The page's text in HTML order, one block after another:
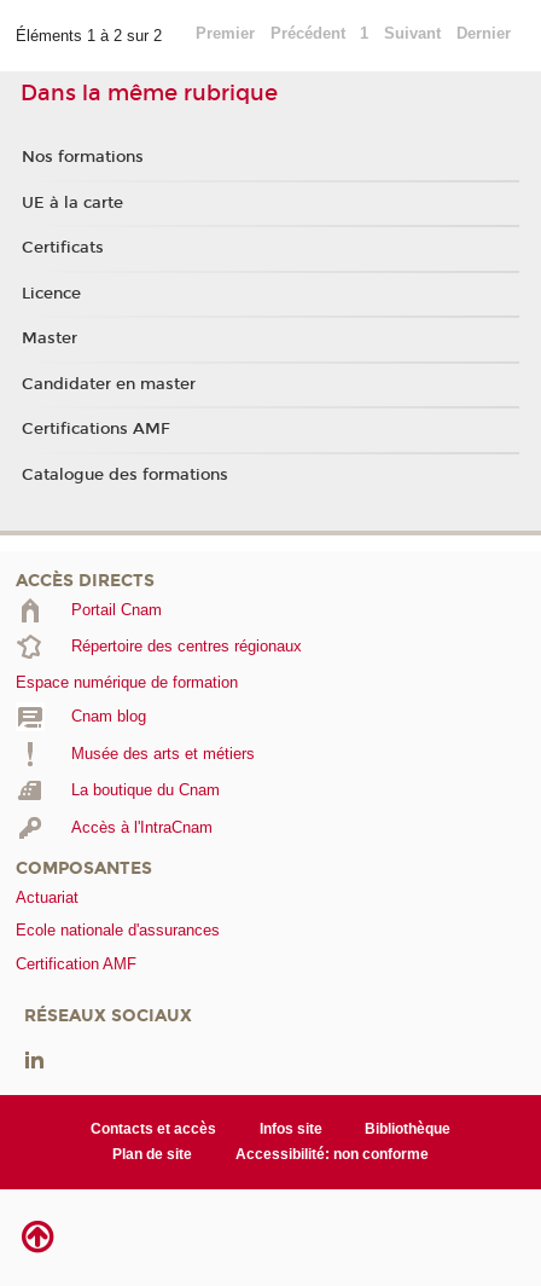
Éléments 1 à 2 sur 2 Premier Précédent 1 Suivant Dernier
Dans la même rubrique
Nos formations
UE à la carte
Certificats
Licence
Master
Candidater en master
Certifications AMF
Catalogue des formations
ACCÈS DIRECTS
Portail Cnam
Répertoire des centres régionaux
Espace numérique de formation
Cnam blog
Musée des arts et métiers
La boutique du Cnam
Accès à l'IntraCnam
COMPOSANTES
Actuariat
Ecole nationale d'assurances
Certification AMF
RÉSEAUX SOCIAUX
Contacts et accès Infos site
Bibliothèque
Plan de site
Accessibilité: non conforme